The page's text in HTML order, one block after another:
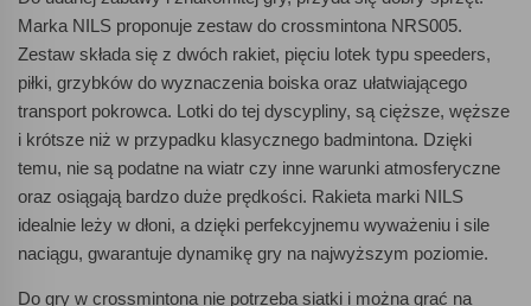
Marka NILS proponuje zestaw do crossmintona NRS005.
Zestaw składa się z dwóch rakiet, pięciu lotek typu speeders,
piłki, grzybków do wyznaczenia boiska oraz ułatwiającego
transport pokrowca. Lotki do tej dyscypliny, są cięższe, węższe
i krótsze niż w przypadku klasycznego badmintona. Dzięki
temu, nie są podatne na wiatr czy inne warunki atmosferyczne
oraz osiągają bardzo duże prędkości. Rakieta marki NILS
idealnie leży w dłoni, a dzięki perfekcyjnemu wyważeniu i sile
naciągu, gwarantuje dynamikę gry na najwyższym poziomie.
Do gry w crossmintona nie potrzeba siatki i można grać na